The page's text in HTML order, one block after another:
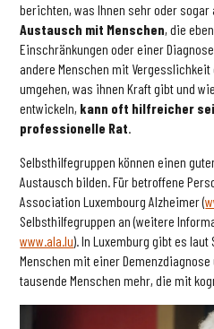
berichten, was Ihnen sehr oder
Austausch mit Menschen, die
Einschränkungen oder einer Diagnose
andere Menschen mit
umgehen, was ihnen Kraft gibt und
entwickeln, kann oft hilfreicher
professionelle Rat.
Selbsthilfegruppen können einen
Austausch bilden. Für betroffene
Association Luxembourg Alzheimer (
Selbsthilfegruppen an (weitere
www.ala.lu). In Luxemburg gibt es
Menschen mit einer
tausende Menschen mehr, die mit